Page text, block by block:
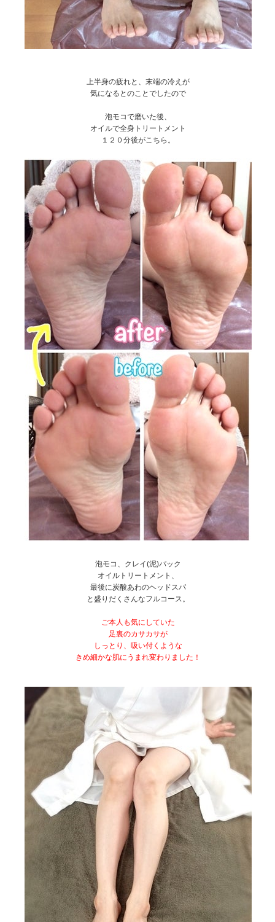
上半身の疲れと、末端の冷えが
気になるとのことでしたので
泡モコで磨いた後、
オイルで全身トリートメント
１２０分後がこちら。
泡モコ、クレイ(泥)パック
オイルトリートメント、
最後に炭酸あわのヘッドスパ
と盛りだくさんなフルコース。
ご本人も気にしていた
足裏のカサカサが
しっとり、吸い付くような
きめ細かな肌にうまれ変わりました！